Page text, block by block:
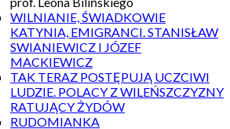
WILNIANIE, ŚWIADKOWIE
KATYNIA, EMIGRANCI. STANISŁAW
SWIANIEWICZ I JÓZEF
MACKIEWICZ
TAK TERAZ POSTĘPUJĄ UCZCIWI
LUDZIE. POLACY Z WILEŃSZCZYZNY
RATUJĄCY ŻYDÓW
RUDOMIANKA